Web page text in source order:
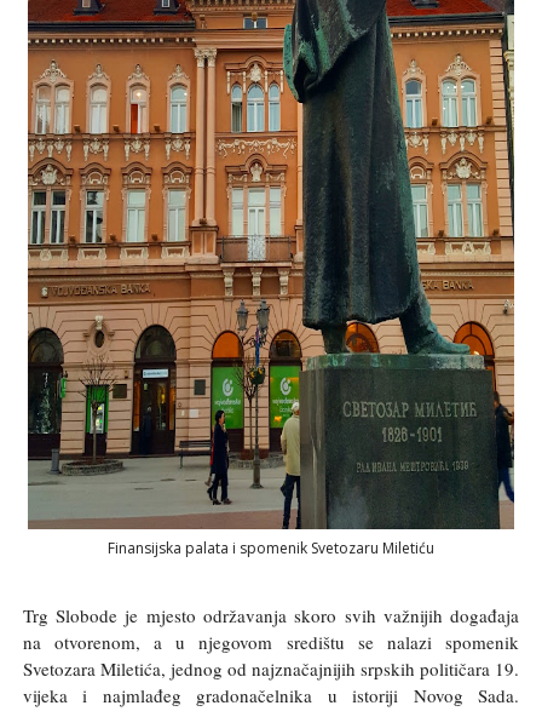
Finansijska palata i spomenik Svetozaru Miletiću
Trg Slobode je mjesto održavanja skoro svih važnijih događaja
na otvorenom, a u njegovom središtu se nalazi spomenik
Svetozara Miletića, jednog od najznačajnijih srpskih političara 19.
vijeka i najmlađeg gradonačelnika u istoriji Novog Sada.